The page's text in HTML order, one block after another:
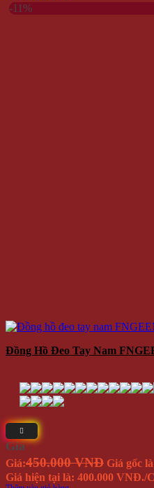
-11%
Đồng Hồ Đeo Tay Nam
Giá
Giá:450.000 VNĐ Giá gốc
Giá hiện tại là: 400.000 VNĐ./